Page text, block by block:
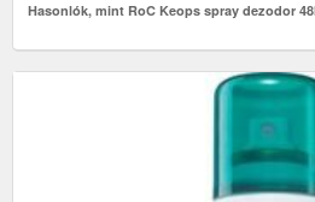
Hasonlók, mint RoC Keops spray dezodor